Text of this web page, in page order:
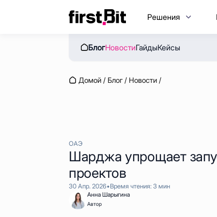
Решения
Персонал и зарплата
БлогНовостиГайдыКейсы
Домой / Блог / Новости /
ОАЭ
Шарджа упрощает
проектов
30 Апр. 2026•Время чтения: 3 мин
Анна Шарыгина
Автор